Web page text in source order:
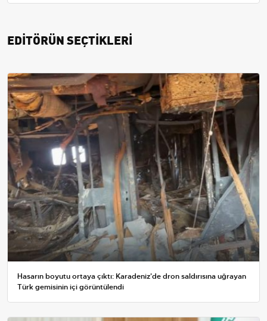
EDİTÖRÜN SEÇTİKLERİ
Hasarın boyutu ortaya çıktı: Karadeniz'de dron saldırısına uğrayan
Türk gemisinin içi görüntülendi